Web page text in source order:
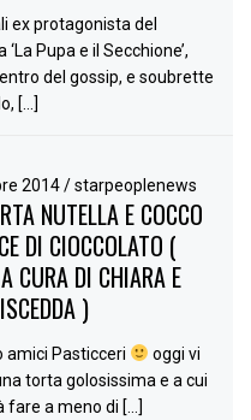
ex protagonista del
Pupa e il Secchione’,
del gossip, e soubrette
[…]
2014/ starpeoplenews
NUTELLA E COCCO
DI CIOCCOLATO (
CURA DI CHIARA E
)
amici Pasticceri
oggi vi
torta golosissima e a cui
fare a meno di […]